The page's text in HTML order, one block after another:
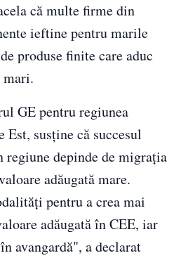
că multe firme din
ieftine pentru marile
produse finite care aduc
GE pentru regiunea
Est, susţine că succesul
depinde de migraţia
adăugată mare.
pentru a crea mai
adăugată în CEE, iar
avangardă", a declarat